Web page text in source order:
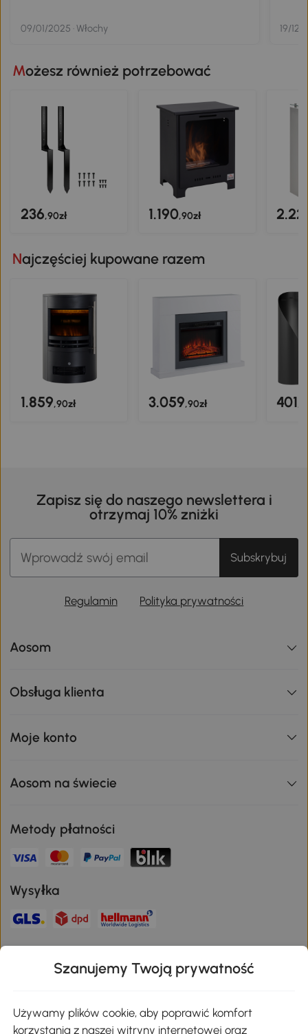
09/01/2025 · Włochy 19/12/
Możesz również potrzebować
236,90zł 1.190,90zł
Najczęściej kupowane razem
1.859,90zł 3.059,90zł 401
Zapisz się do naszego newslettera i
otrzymaj 10% zniżki
Subskrybuj
Regulamin Polityka prywatności
Aosom
Obsługa klienta
Moje konto
Aosom na świecie
Metody płatności
Wysyłka
Pobierz aplikację Aosom
Szanujemy Twoją prywatność
Używamy plików cookie, aby poprawić komfort
korzystania z naszej witryny internetowej oraz